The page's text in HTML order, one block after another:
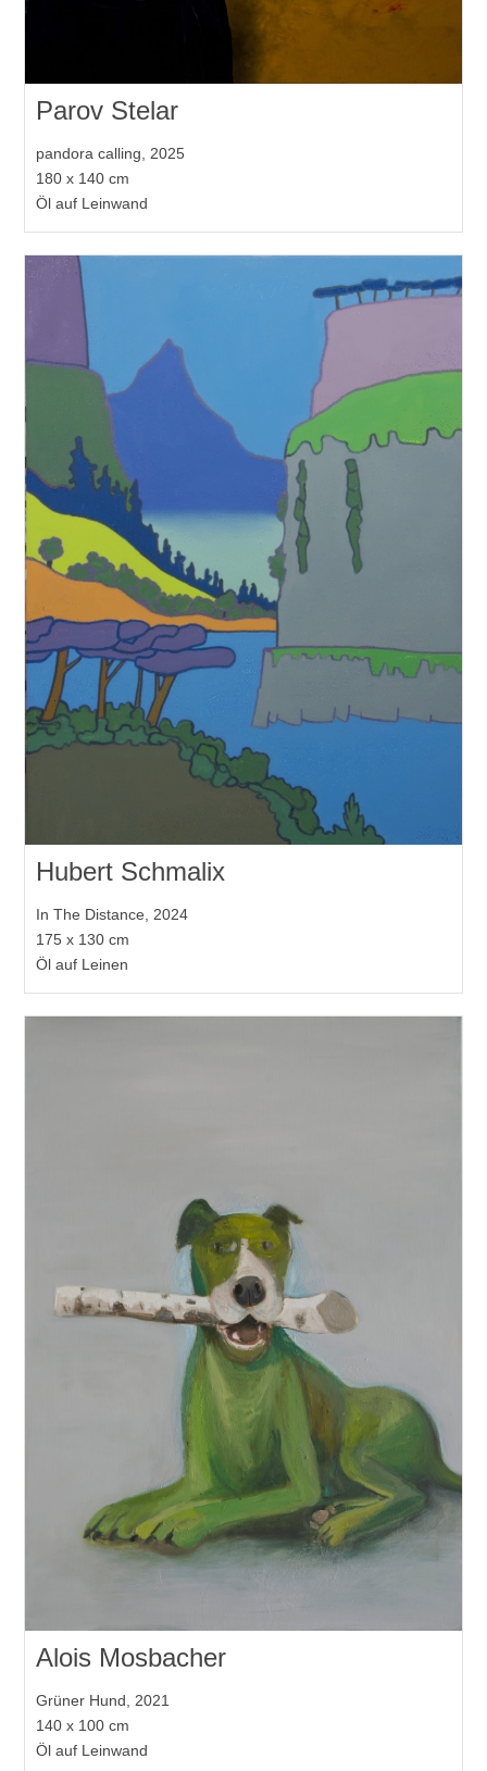
Parov Stelar
pandora calling, 2025
180 x 140 cm
Öl auf Leinwand
Hubert Schmalix
In The Distance, 2024
175 x 130 cm
Öl auf Leinen
Alois Mosbacher
Grüner Hund, 2021
140 x 100 cm
Öl auf Leinwand